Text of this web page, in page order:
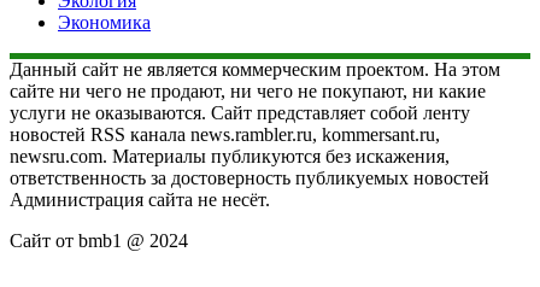
Экономика
Данный сайт не является коммерческим проектом. На этом
сайте ни чего не продают, ни чего не покупают, ни какие
услуги не оказываются. Сайт представляет собой ленту
новостей RSS канала news.rambler.ru, kommersant.ru,
newsru.com. Материалы публикуются без искажения,
ответственность за достоверность публикуемых новостей
Администрация сайта не несёт.
Сайт от bmb1 @ 2024